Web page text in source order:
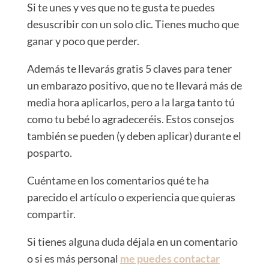
Si te unes y ves que no te gusta te puedes
desuscribir con un solo clic. Tienes mucho que
ganar y poco que perder.
Además te llevarás gratis 5 claves para tener
un embarazo positivo, que no te llevará más de
media hora aplicarlos, pero a la larga tanto tú
como tu bebé lo agradeceréis. Estos consejos
también se pueden (y deben aplicar) durante el
posparto.
Cuéntame en los comentarios qué te ha
parecido el artículo o experiencia que quieras
compartir.
Si tienes alguna duda déjala en un comentario
o si es más personal me puedes contactar